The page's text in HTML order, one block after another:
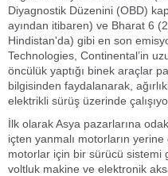
Diyagnostik Düzenini (OBD)
ayından itibaren) ve Bharat 6
Hindistan'da) gibi en son
Technologies, Continental’in
öncülük yaptığı binek araçlar
bilgisinden faydalanarak,
elektrikli sürüş üzerinde
İlk olarak Asya pazarlarına
içten yanmalı motorların
motorlar için bir sürücü sistemi
voltluk makine ve elektronik